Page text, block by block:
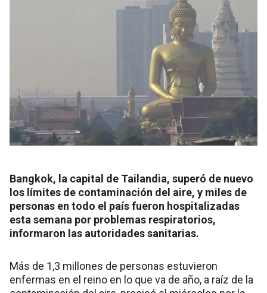
Bangkok, la capital de Tailandia, superó de nuevo
los límites de contaminación del aire, y miles de
personas en todo el país fueron hospitalizadas
esta semana por problemas respiratorios,
informaron las autoridades sanitarias.
Más de 1,3 millones de personas estuvieron
enfermas en el reino en lo que va de año, a raíz de la